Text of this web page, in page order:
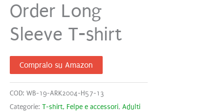
Order Long
Sleeve T-shirt
Compralo su Amazon
COD: WB-19-ARK2004-H57-13
Categorie: T-shirt, Felpe e accessori, Adulti